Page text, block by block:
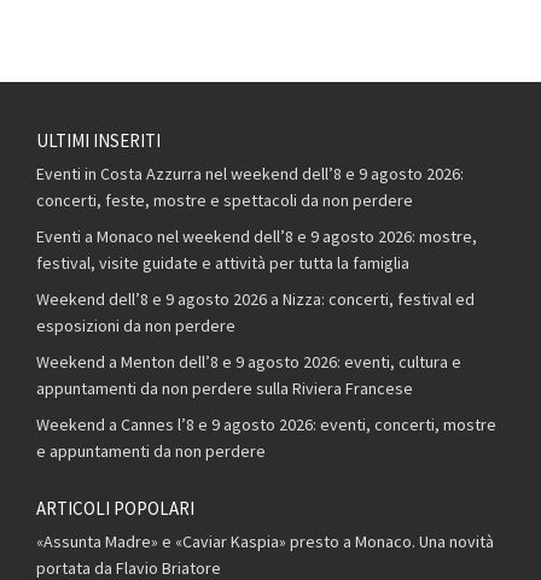
ULTIMI INSERITI
Eventi in Costa Azzurra nel weekend dell’8 e 9 agosto 2026:
concerti, feste, mostre e spettacoli da non perdere
Eventi a Monaco nel weekend dell’8 e 9 agosto 2026: mostre,
festival, visite guidate e attività per tutta la famiglia
Weekend dell’8 e 9 agosto 2026 a Nizza: concerti, festival ed
esposizioni da non perdere
Weekend a Menton dell’8 e 9 agosto 2026: eventi, cultura e
appuntamenti da non perdere sulla Riviera Francese
Weekend a Cannes l’8 e 9 agosto 2026: eventi, concerti, mostre
e appuntamenti da non perdere
ARTICOLI POPOLARI
«Assunta Madre» e «Caviar Kaspia» presto a Monaco. Una novità
portata da Flavio Briatore